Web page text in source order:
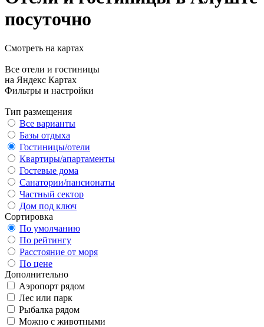
посуточно
Смотреть на картах
Все отели и гостиницы
на Яндекс Картах
Фильтры и настройки
Тип размещения
Все варианты
Базы отдыха
Гостиницы/отели
Квартиры/апартаменты
Гостевые дома
Санатории/пансионаты
Частный сектор
Дом под ключ
Сортировка
По умолчанию
По рейтингу
Расстояние от моря
По цене
Дополнительно
Аэропорт рядом
Лес или парк
Рыбалка рядом
Можно с животными